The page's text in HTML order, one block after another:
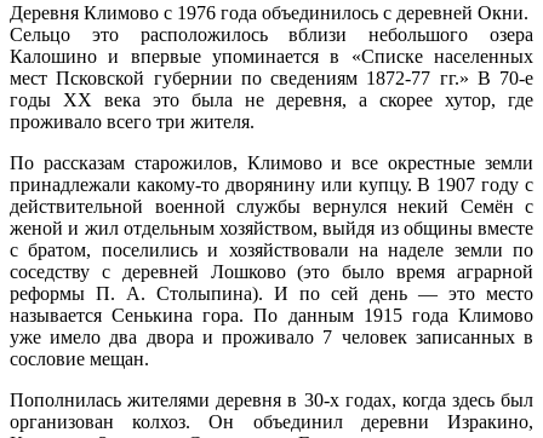
Деревня Климово с 1976 года объединилось с деревней Окни.
Сельцо это расположилось вблизи небольшого озера
Калошино и впервые упоминается в «Списке населенных
мест Псковской губернии по сведениям 1872-77 гг.» В 70-е
годы XX века это была не деревня, а скорее хутор, где
проживало всего три жителя.
По рассказам старожилов, Климово и все окрестные земли
принадлежали какому-то дворянину или купцу. В 1907 году с
действительной военной службы вернулся некий Семён с
женой и жил отдельным хозяйством, выйдя из общины вместе
с братом, поселились и хозяйствовали на наделе земли по
соседству с деревней Лошково (это было время аграрной
реформы П. А. Столыпина). И по сей день — это место
называется Сенькина гора. По данным 1915 года Климово
уже имело два двора и проживало 7 человек записанных в
сословие мещан.
Пополнилась жителями деревня в 30-х годах, когда здесь был
организован колхоз. Он объединил деревни Изракино,